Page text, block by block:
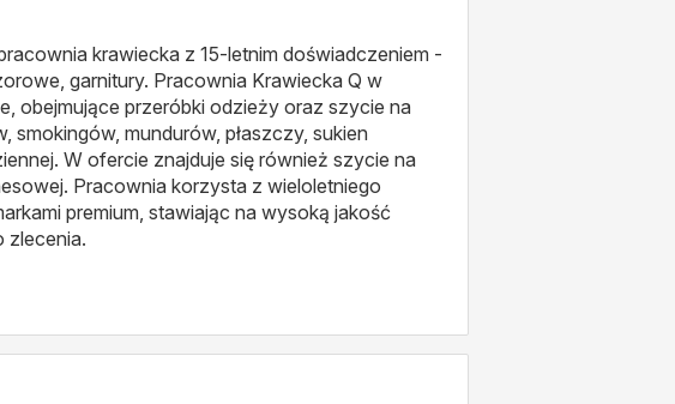
krawiecka z 15-letnim doświadczeniem -
garnitury. Pracownia Krawiecka Q w
obejmujące przeróbki odzieży oraz szycie na
smokingów, mundurów, płaszczy, sukien
W ofercie znajduje się również szycie na
Pracownia korzysta z wieloletniego
premium, stawiając na wysoką jakość
zlecenia.